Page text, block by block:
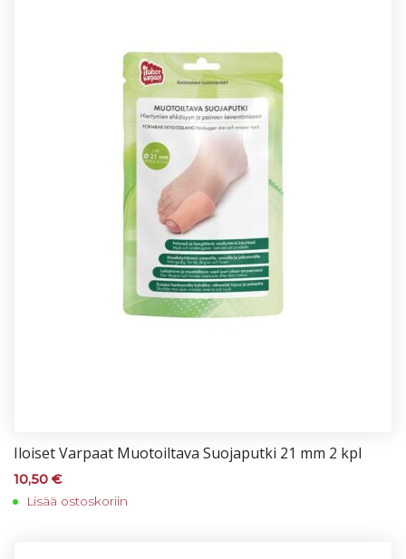
Iloi­set Var­paat Muo­toil­ta­va Suo­ja­put­ki 21 mm 2 kpl
10,50 €
Lisää ostoskoriin